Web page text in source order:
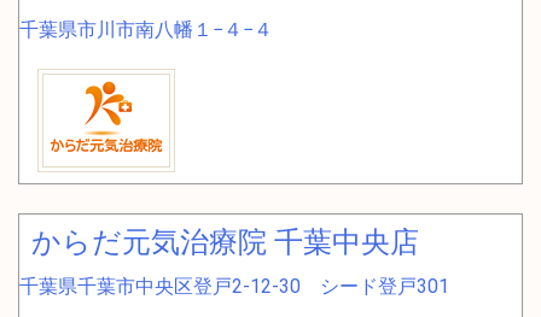
千葉県市川市南八幡１−４−４
からだ元気治療院 千葉中央店
千葉県千葉市中央区登戸2-12-30 シード登戸301